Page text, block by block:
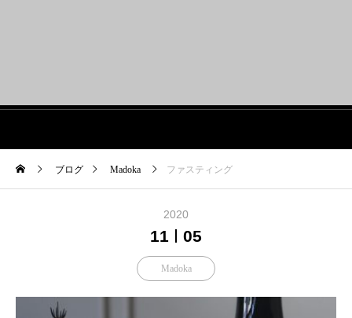
ブログ Madoka ファスティング
2020
11 05
Madoka